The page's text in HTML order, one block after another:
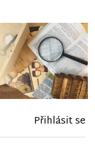
Přihlásit se